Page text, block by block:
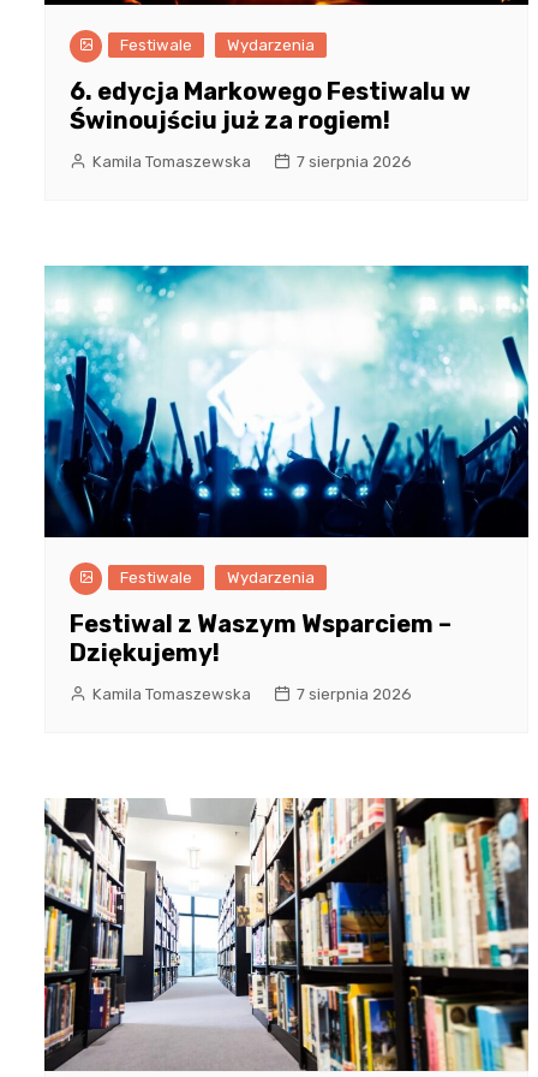
Festiwale Wydarzenia
6. edycja Markowego Festiwalu w
Świnoujściu już za rogiem!
Kamila Tomaszewska 7 sierpnia 2026
Festiwale Wydarzenia
Festiwal z Waszym Wsparciem –
Dziękujemy!
Kamila Tomaszewska 7 sierpnia 2026